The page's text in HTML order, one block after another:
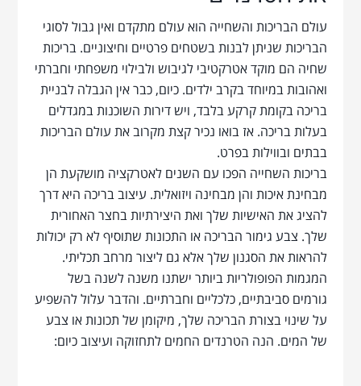
עולם הבריכות והשחייה הוא עולם מתקדם ואין גבול לסוגי
הבריכות שניתן לבנות בשטחים פרטיים וחיצוניים. בריכות
שחיה הם מוקד אטרקטיבי לגיבוש ולבילוי משפחתי וחברתי
ואהובות במיוחד בקרב ילדים. כיום, כבר אין הגבלה לבניית
בריכה בקומת קרקע בלבד, ויש דירות השוכנות במגדלים
בעלות בריכה. אז בואו נכיר קצת מקרוב את עולם הבריכות
בבתים ובווילות בפרט.
בריכות השחייה הפכו עם השנים לאטרקציה מושקעת הן
מבחינת איכות והן מבחינה ויזואלית. עיצוב בריכה היא דרך
להציג את האישיות שלך ואת היצירתיות בחצר האחורית
שלך. צבע גימור הבריכה או התכונות שתוסיף לא רק יכולות
להראות את הסגנון שלך אלא גם ליצור מרחב תכליתי.
המגמות הפופולריות ביותר ישתנו משנה לשנה בשל
גורמים סביבתיים, כלכליים וחברתיים. והדבר עלול להשפיע
על שינוי בצורת הבריכה שלך, מיקומן של תכונות או צבע
של המים. הנה הטרנדים החמים לתחזוקה ועיצוב כיום: